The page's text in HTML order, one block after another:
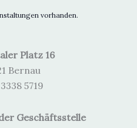
vorhanden.
Platz 16
Bernau
5719
Geschäftsstelle